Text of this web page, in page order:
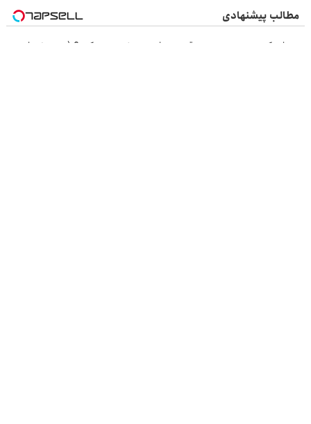
مطالب پیشنهادی
میخوای کمر دردت رو بدون قرص برای همیشه خوب کنی؟ (◂پرسش‌نامه رو